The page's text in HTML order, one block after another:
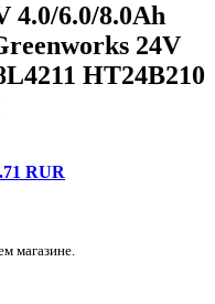
4.0/6.0/8.0Ah
24V
HT24B210
RUR
магазине.